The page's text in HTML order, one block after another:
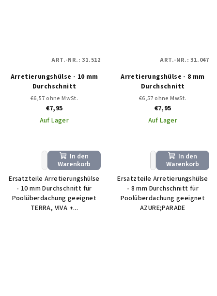
Arretierungshülse - 10 mm
Durchschnitt
€6,57 ohne MwSt.
€7,95
Auf Lager
In den
Warenkorb
Ersatzteile Arretierungshülse
- 10 mm Durchschnitt für
Poolüberdachung geeignet
TERRA, VIVA +...
ART.-NR.:31.512
Arretierungshülse - 8 mm
Durchschnitt
€6,57 ohne MwSt.
€7,95
Auf Lager
In den
Warenkorb
Ersatzteile Arretierungshülse
- 8 mm Durchschnitt für
Poolüberdachung geeignet
AZURE;PARADE
ART.-NR.:31.047